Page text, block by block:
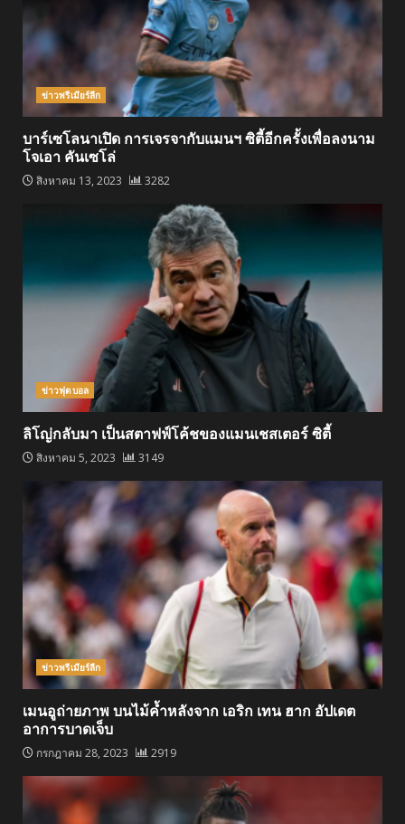
ข่าวพรีเมียร์ลีก
บาร์เซโลนาเปิด การเจรจากับแมนฯ ซิตี้อีกครั้งเพื่อลงนาม
โจเอา คันเซโล่
สิงหาคม 13, 2023 3282
ข่าวฟุตบอล
ลิโญ่กลับมา เป็นสตาฟฟ์โค้ชของแมนเชสเตอร์ ซิตี้
สิงหาคม 5, 2023 3149
ข่าวพรีเมียร์ลีก
เมนอูถ่ายภาพ บนไม้ค้ำหลังจาก เอริก เทน ฮาก อัปเดต
อาการบาดเจ็บ
กรกฎาคม 28, 2023 2919